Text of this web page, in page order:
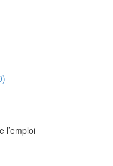
l’emploi